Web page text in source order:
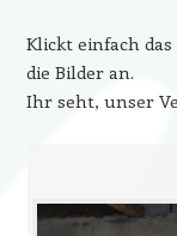
Klickt einfach
die Bilder an.
Ihr seht, unser